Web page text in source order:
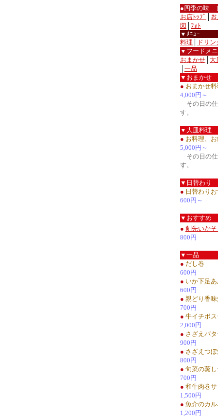
●四季の味
お店ﾄｯﾌﾟ
図
ﾌｫﾄ
▼ﾒﾆｭｰ
料理
ドリン
▼フードメ
おまかせ
大
一品
▼おまかせ
● おまかせ
4,000円～
その日の仕
す。
▼大皿料理
● お料理、
5,000円～
その日の仕
す。
▼日替わり
● 日替わり
600円～
▼おすすめ
● 剣先いか
800円
▼一品
● だし巻
600円
● いか下足
600円
● 親どり香
700円
● 牛イチボ
2,000円
● さざえバ
900円
● さざえつ
800円
● 旬菜の蒸
700円
● 和牛肉巻
1,500円
● 魚介のカ
1,200円